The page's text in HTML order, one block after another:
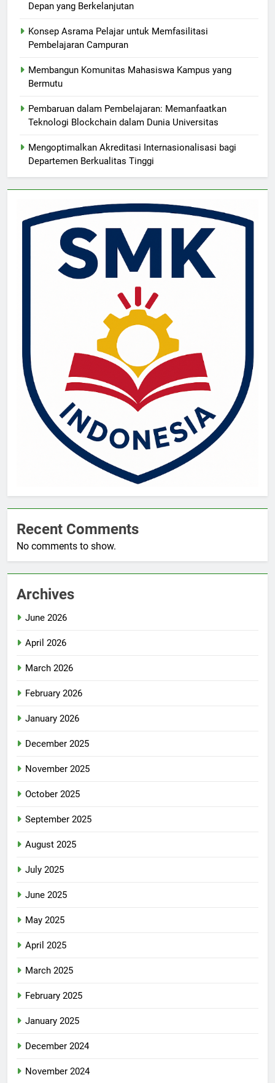
Depan yang Berkelanjutan
Konsep Asrama Pelajar untuk Memfasilitasi
Pembelajaran Campuran
Membangun Komunitas Mahasiswa Kampus yang
Bermutu
Pembaruan dalam Pembelajaran: Memanfaatkan
Teknologi Blockchain dalam Dunia Universitas
Mengoptimalkan Akreditasi Internasionalisasi bagi
Departemen Berkualitas Tinggi
Recent Comments
No comments to show.
Archives
June 2026
April 2026
March 2026
February 2026
January 2026
December 2025
November 2025
October 2025
September 2025
August 2025
July 2025
June 2025
May 2025
April 2025
March 2025
February 2025
January 2025
December 2024
November 2024